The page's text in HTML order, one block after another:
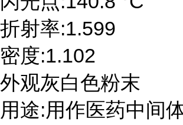
折射率:1.599
密度:1.102
外观灰白色粉末
用途:用作医药中间